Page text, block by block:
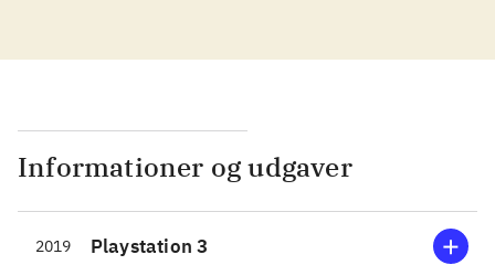
ikoner for vold og skræmmende
uberettigede, da det er ren
tegneseriegrafik
Det første spil med Rayman
kom i 1995, og siden er der
udkommet mange titler til
cirka
har
Informationer og udgaver
2019 Playstation 3